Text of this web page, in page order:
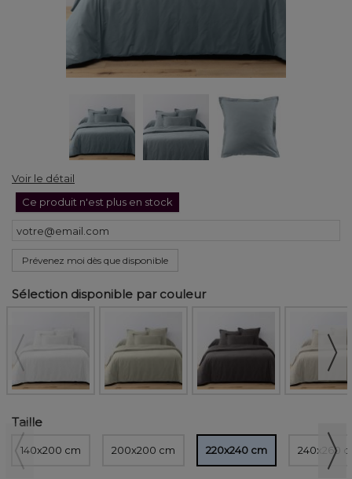
Voir le détail
Ce produit n'est plus en stock
Prévenez moi dès que disponible
Sélection disponible par couleur
Taille
140x200 cm 200x200 cm 220x240 cm 240x260